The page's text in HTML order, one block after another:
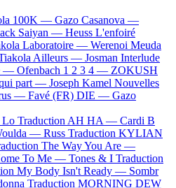
100K — Gazo Casanova —
Saiyan — Heuss L'enfoiré
Laboratoire — Werenoi Meuda
Ailleurs — Josman Interlude
— Ofenbach 1 2 3 4 — ZOKUSH
part — Joseph Kamel Nouvelles
— Favé (FR) DIE — Gazo
Lo Traduction AH HA — Cardi B
— Russ Traduction KYLIAN
The Way You Are —
To Me — Tones & I Traduction
My Body Isn't Ready — Sombr
Traduction MORNING DEW